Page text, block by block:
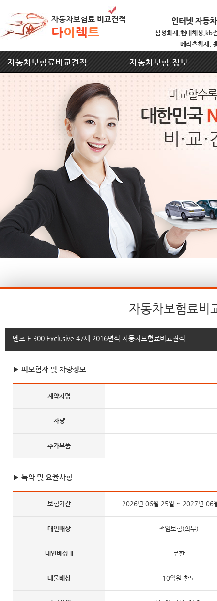
자동차보험료 비교견적
다이 렉트
인터넷 자동
삼성화재,현대해상,kb
메리츠화재,
자동차보험료비교견적 자동차보험 정보 |
자동차보험료비
벤츠 E 300 Exclusive 47세 2016년식 자동차보험료비교견적
▶ 피보험자 및 차량정보
계약자명
차량
추가부품
▶ 특약 및 요율사항
보험기간 2026년 06월 25일 ~ 2027년 06
대인배상 책임보험(의무)
대인배상 II 무한
대물배상 10억원 한도